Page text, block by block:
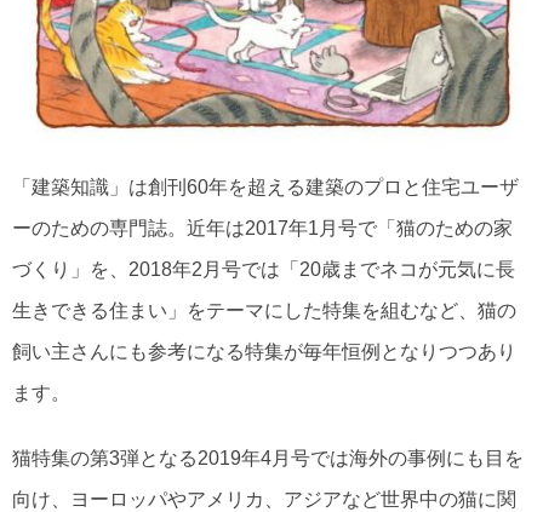
「建築知識」は創刊60年を超える建築のプロと住宅ユーザ
ーのための専門誌。近年は2017年1月号で「猫のための家
づくり」を、2018年2月号では「20歳までネコが元気に長
生きできる住まい」をテーマにした特集を組むなど、猫の
飼い主さんにも参考になる特集が毎年恒例となりつつあり
ます。
猫特集の第3弾となる2019年4月号では海外の事例にも目を
向け、ヨーロッパやアメリカ、アジアなど世界中の猫に関